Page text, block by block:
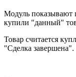
Модуль показывают
купили "данный"
Товар считается
"Сделка завершена".